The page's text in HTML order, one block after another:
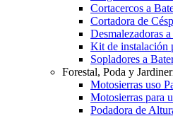
Cortacercos a
Cortadora de
Desmalezadoras
Kit de instalación
Sopladores a
Forestal, Poda y
Motosierras uso
Motosierras para
Podadora de